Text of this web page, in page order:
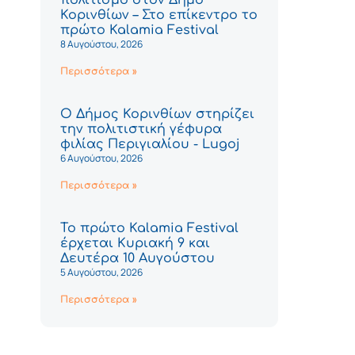
Κορινθίων – Στο επίκεντρο το
πρώτο Kalamia Festival
8 Αυγούστου, 2026
Περισσότερα »
Ο Δήμος Κορινθίων στηρίζει
την πολιτιστική γέφυρα
φιλίας Περιγιαλίου - Lugoj
6 Αυγούστου, 2026
Περισσότερα »
Το πρώτο Kalamia Festival
έρχεται Κυριακή 9 και
Δευτέρα 10 Αυγούστου
5 Αυγούστου, 2026
Περισσότερα »